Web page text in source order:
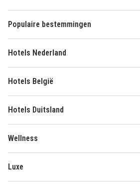
Populaire bestemmingen
Hotels Nederland
Hotels België
Hotels Duitsland
Wellness
Luxe